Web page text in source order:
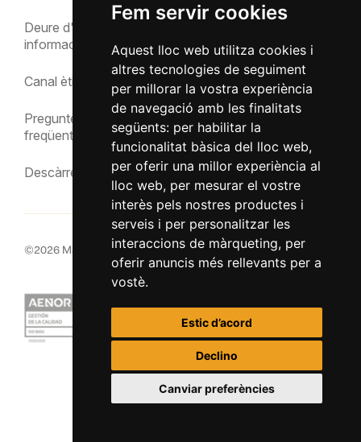
Fem servir cookies
Aquest lloc web utilitza cookies i
altres tecnologies de seguiment
per millorar la vostra experiència
de navegació amb les finalitats
següents: per habilitar la
funcionalitat bàsica del lloc web,
per oferir una millor experiència al
lloc web, per mesurar el vostre
interès pels nostres productes i
serveis i per personalitzar les
interaccions de màrqueting, per
oferir anuncis més rellevants per a
vostè.
Estic d’acord
Declino
Canviar preferències
Deure d'
informació
Canal ètic
Preguntes
freqüents
Descàrregues
Política de privacitat
Avís legal
©2026 MacInsular.Drets reservats.